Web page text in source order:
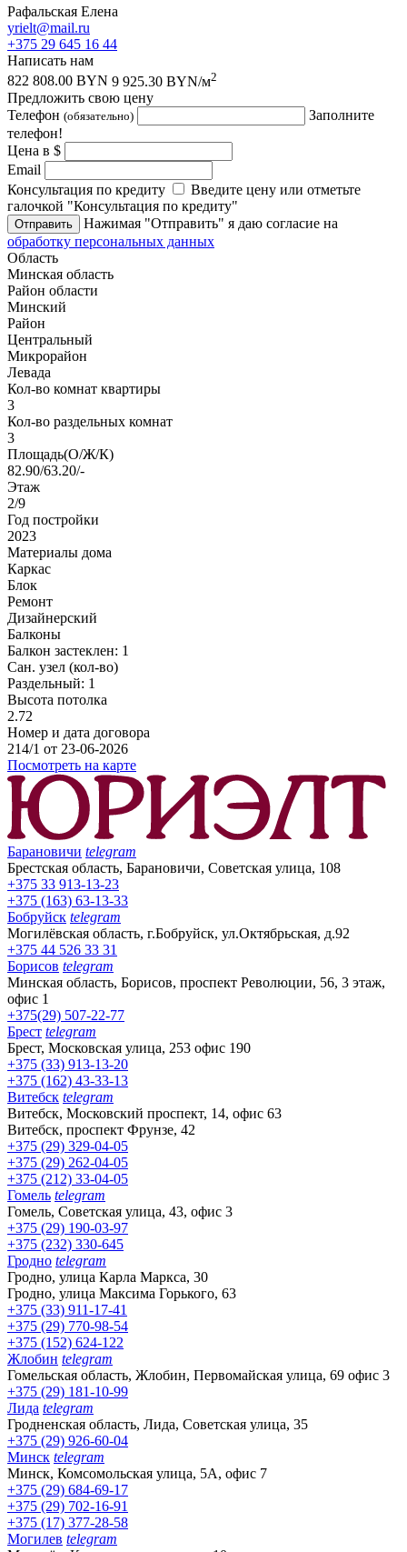
Рафальская Елена
yrielt@mail.ru
+375 29 645 16 44
Написать нам
822 808.00 BYN 9 925.30 BYN/м2
Предложить свою цену
Телефон (обязательно)
Заполните
телефон!
Цена в $
Email
Консультация по кредиту
Введите цену или отметьте
галочкой "Консультация по кредиту"
Отправить
Нажимая "Отправить" я даю согласие на
обработку персональных данных
Область
Минская область
Район области
Минский
Район
Центральный
Микрорайон
Левада
Кол-во комнат квартиры
3
Кол-во раздельных комнат
3
Площадь(О/Ж/К)
82.90/63.20/-
Этаж
2/9
Год постройки
2023
Материалы дома
Каркас
Блок
Ремонт
Дизайнерский
Балконы
Балкон застеклен: 1
Сан. узел (кол-во)
Раздельный: 1
Высота потолка
2.72
Номер и дата договора
214/1 от 23-06-2026
Посмотреть на карте
Барановичи telegram
Брестская область, Барановичи, Советская улица, 108
+375 33 913-13-23
+375 (163) 63-13-33
Бобруйск telegram
Могилёвская область, г.Бобруйск, ул.Октябрьская, д.92
+375 44 526 33 31
Борисов telegram
Минская область, Борисов, проспект Революции, 56, 3 этаж,
офис 1
+375(29) 507-22-77
Брест telegram
Брест, Московская улица, 253 офис 190
+375 (33) 913-13-20
+375 (162) 43-33-13
Витебск telegram
Витебск, Московский проспект, 14, офис 63
Витебск, проспект Фрунзе, 42
+375 (29) 329-04-05
+375 (29) 262-04-05
+375 (212) 33-04-05
Гомель telegram
Гомель, Советская улица, 43, офис 3
+375 (29) 190-03-97
+375 (232) 330-645
Гродно telegram
Гродно, улица Карла Маркса, 30
Гродно, улица Максима Горького, 63
+375 (33) 911-17-41
+375 (29) 770-98-54
+375 (152) 624-122
Жлобин telegram
Гомельская область, Жлобин, Первомайская улица, 69 офис 3
+375 (29) 181-10-99
Лида telegram
Гродненская область, Лида, Советская улица, 35
+375 (29) 926-60-04
Минск telegram
Минск, Комсомольская улица, 5А, офис 7
+375 (29) 684-69-17
+375 (29) 702-16-91
+375 (17) 377-28-58
Могилев telegram